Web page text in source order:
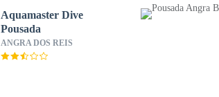
Aquamaster Dive
Pousada
ANGRA DOS REIS